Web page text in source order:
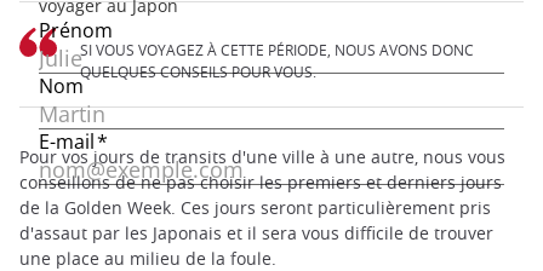
SI VOUS VOYAGEZ À CETTE PÉRIODE, NOUS AVONS DONC
QUELQUES CONSEILS POUR VOUS.
Pour vos jours de transits d'une ville à une autre, nous vous
conseillons de ne pas choisir les premiers et derniers jours
de la Golden Week. Ces jours seront particulièrement pris
d'assaut par les Japonais et il sera vous difficile de trouver
une place au milieu de la foule.